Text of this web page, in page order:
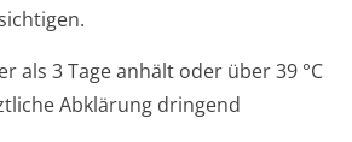
als 3 Tage anhält oder über 39 °C
Abklärung dringend